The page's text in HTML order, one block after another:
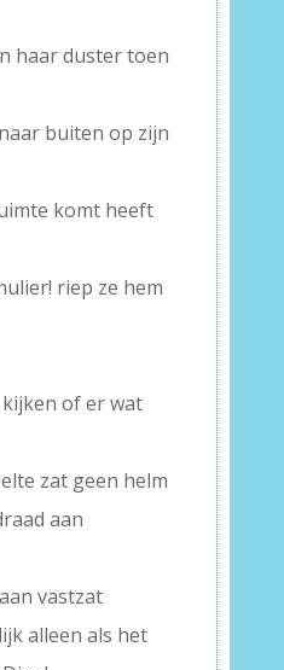
haar duster toen
buiten op zijn
komt heeft
riep ze hem
of er wat
zat geen helm
aan
vastzat
alleen als het